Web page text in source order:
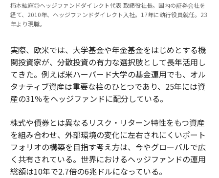
柿本紘輝◎ヘッジファンドダイレクト代表 取締役社長。国内の証券会社を
経て、2010年、ヘッジファンドダイレクト入社。17年に執行役員就任。23
年より現職。
実際、欧米では、大学基金や年金基金をはじめとする機
関投資家が、分散投資の有力な選択肢として長年活用し
てきた。例えば米ハーバード大学の基金運用でも、オル
タナティブ資産は重要な柱のひとつであり、25年には資
産の31％をヘッジファンドに配分している。
株式や債券とは異なるリスク・リターン特性をもつ資産
を組み合わせ、外部環境の変化に左右されにくいポート
フォリオの構築を目指す考え方は、今やグローバルで広
く共有されている。世界におけるヘッジファンドの運用
総額は10年で2.7倍の6兆ドルになっている。